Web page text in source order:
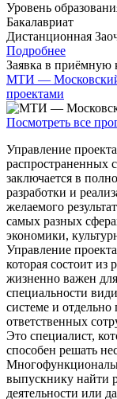
Уровень
Бакалавриат
Дистанционная
Подробнее
Заявка в приёмную
МТИ — Московский
проектами
Посмотреть все
Управление
распространенных
заключается в
разработки и
желаемого
самых разных
экономики,
Управление
которая состоит
жизненно важен
специальности
системе и отдельно
ответственных
Это специалист,
способен решать
выпускнику найти
деятельности или